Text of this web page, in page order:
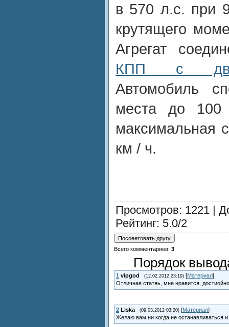
в 570 л.с. при
крутящего
Агрегат
КПП с
Автомобиль
места до
максимальная
км / ч.
Просмотров: 1221 |
Рейтинг: 5.0/2
Всего комментариев: 3
Порядок
1 vipgod (12.02.2012 23:19) [Материал]
Отличная статяь, мне нравится,
2 Liska (09.03.2012 03:20) [Материал]
Желаю вам ни когда не останавливаться